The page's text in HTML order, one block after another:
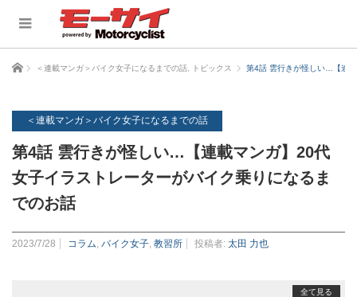
ホーム ＜連載マンガ＞バイク女子になるまでの話 トピックス 第4話 雲行きが怪しい…【連
＜連載マンガ＞バイク女子になるまでの話
第4話 雲行きが怪しい…【連載マンガ】20代
女子イラストレーターがバイク乗りになるま
でのお話
2023/7/28 コラム バイク女子 教習所 投稿者: 太田 力也
全て見る